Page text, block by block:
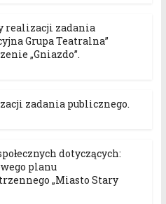
realizacji zadania
Grupa Teatralna”
„Gniazdo”.
zadania publicznego.
dotyczących:
planu
„Miasto Stary